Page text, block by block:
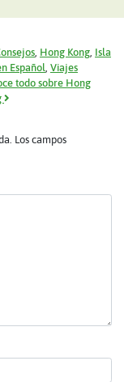
Hong Kong Isla
Español Viajes
todo sobre Hong
Los campos